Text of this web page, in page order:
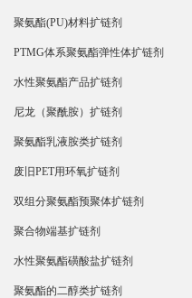
聚氨酯(PU)材料扩链剂
PTMG体系聚氨酯弹性体扩链剂
水性聚氨酯产品扩链剂
尼龙（聚酰胺）扩链剂
聚氨酯乳液胺类扩链剂
废旧PET用环氧扩链剂
双组分聚氨酯预聚体扩链剂
聚合物端基扩链剂
水性聚氨酯磺酸盐扩链剂
聚氨酯的二醇类扩链剂